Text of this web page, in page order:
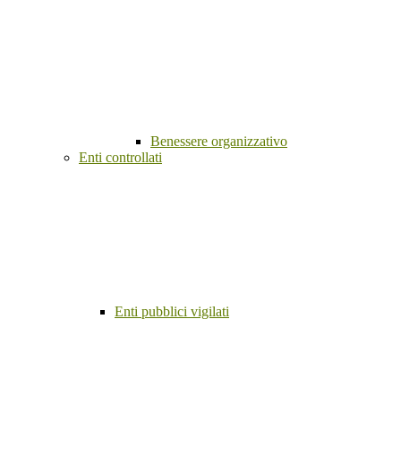
Benessere organizzativo
Enti controllati
Enti pubblici vigilati